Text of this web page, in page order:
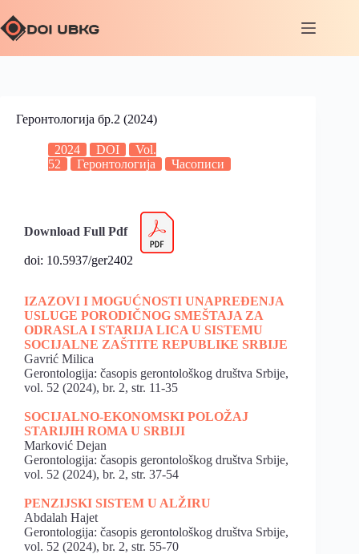
Геронтологија бр.2 (2024)
2024 DOI
Vol.
52
Геронтологија Часописи
Download Full Pdf
doi: 10.5937/ger2402
IZAZOVI I MOGUĆNOSTI UNAPREĐENJA
USLUGE PORODIČNOG SMEŠTAJA ZA
ODRASLA I STARIJA LICA U SISTEMU
SOCIJALNE ZAŠTITE REPUBLIKE SRBIJE
Gavrić Milica
Gerontologija: časopis gerontološkog društva Srbije,
vol. 52 (2024), br. 2, str. 11-35
SOCIJALNO-EKONOMSKI POLOŽAJ
STARIJIH ROMA U SRBIJI
Marković Dejan
Gerontologija: časopis gerontološkog društva Srbije,
vol. 52 (2024), br. 2, str. 37-54
PENZIJSKI SISTEM U ALŽIRU
Abdalah Hajet
Gerontologija: časopis gerontološkog društva Srbije,
vol. 52 (2024), br. 2, str. 55-70